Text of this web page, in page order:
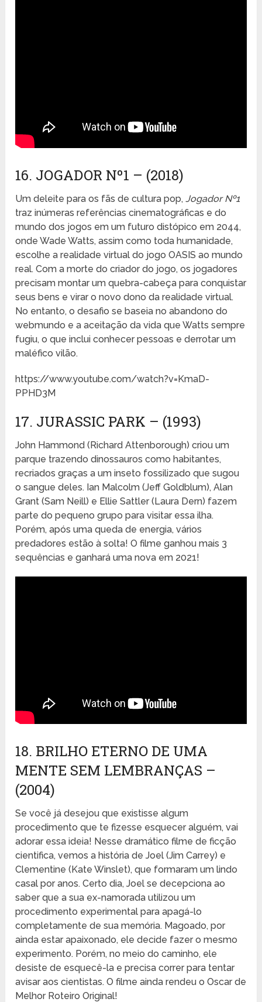
16. JOGADOR Nº1 – (2018)
Um deleite para os fãs de cultura pop,Jogador Nº1
traz inúmeras referências cinematográficas e do
mundo dos jogos em um futuro distópico em 2044,
onde Wade Watts, assim como toda humanidade,
escolhe a realidade virtual do jogo OASIS ao mundo
real. Com a morte do criador do jogo, os jogadores
precisam montar um quebra-cabeça para conquistar
seus bens e virar o novo dono da realidade virtual.
No entanto, o desafio se baseia no abandono do
webmundo e a aceitação da vida que Watts sempre
fugiu, o que inclui conhecer pessoas e derrotar um
maléfico vilão.
https://www.youtube.com/watch?v=KmaD-
PPHD3M
17. JURASSIC PARK – (1993)
John Hammond (Richard Attenborough) criou um
parque trazendo dinossauros como habitantes,
recriados graças a um inseto fossilizado que sugou
o sangue deles. Ian Malcolm (Jeff Goldblum), Alan
Grant (Sam Neill) e Ellie Sattler (Laura Dern) fazem
parte do pequeno grupo para visitar essa ilha.
Porém, após uma queda de energia, vários
predadores estão à solta! O filme ganhou mais 3
sequências e ganhará uma nova em 2021!
18. BRILHO ETERNO DE UMA
MENTE SEM LEMBRANÇAS –
(2004)
Se você já desejou que existisse algum
procedimento que te fizesse esquecer alguém, vai
adorar essa ideia! Nesse dramático filme de ficção
cientifica, vemos a história de Joel (Jim Carrey) e
Clementine (Kate Winslet), que formaram um lindo
casal por anos. Certo dia, Joel se decepciona ao
saber que a sua ex-namorada utilizou um
procedimento experimental para apagá-lo
completamente de sua memória. Magoado, por
ainda estar apaixonado, ele decide fazer o mesmo
experimento. Porém, no meio do caminho, ele
desiste de esquecê-la e precisa correr para tentar
avisar aos cientistas. O filme ainda rendeu o Oscar de
Melhor Roteiro Original!